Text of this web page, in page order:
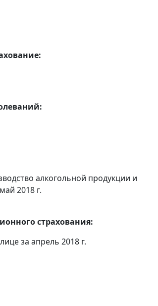
алкогольной продукции и
2018 г.
страхования:
за апрель 2018 г.